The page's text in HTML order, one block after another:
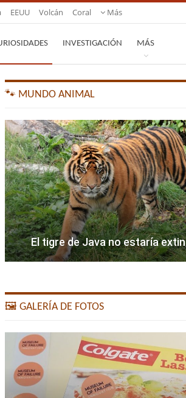
EEUU Volcán Coral Más
INVESTIGACIÓN MÁS
🐾 MUNDO ANIMAL
El tigre de Java no estaría
🖼️ GALERÍA DE FOTOS